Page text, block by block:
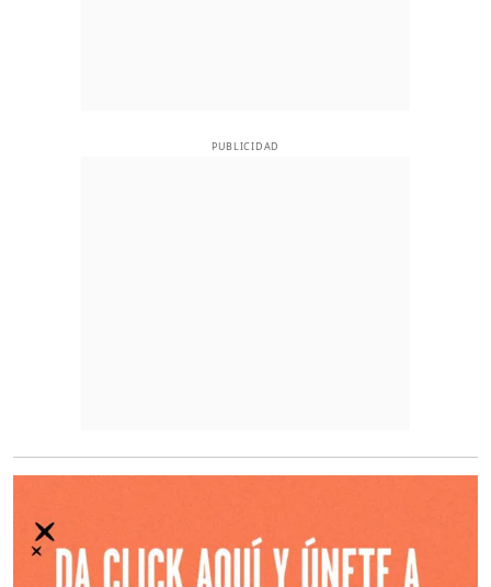
PUBLICIDAD